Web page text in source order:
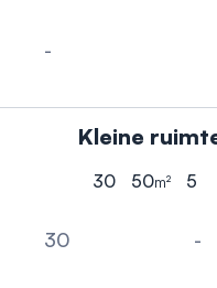
-
Kleine
Hoogste aantal
30
Oppervlakte
50m²
Hoogte
5
Theater30 -